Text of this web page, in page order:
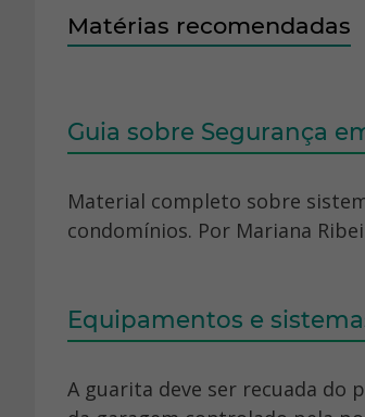
Matérias recomendadas
Guia sobre Segurança
Material completo sobre
condomínios. Por Mariana
Equipamentos e
A guarita deve ser recuada do